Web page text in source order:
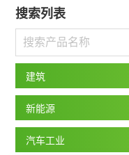
搜索列表
建筑
新能源
汽车工业